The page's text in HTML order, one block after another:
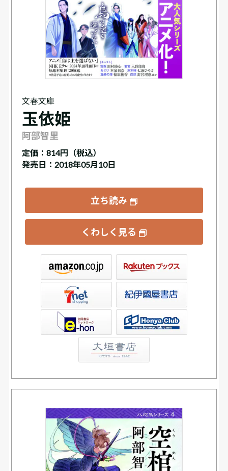
文春文庫
玉依姫
阿部智里
定価： 814円（税込）
発売日：2018年05月10日
立ち読み
くわしく見る
書店ウェブストア